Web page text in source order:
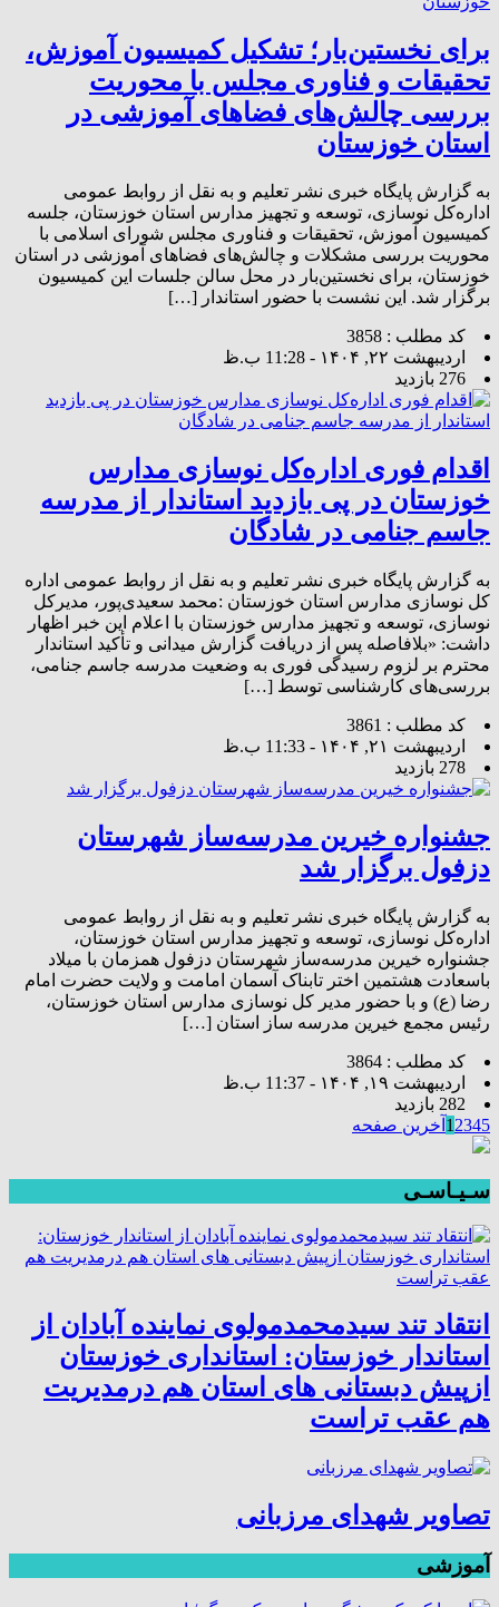
برای نخستین‌بار؛ تشکیل کمیسیون آموزش،
تحقیقات و فناوری مجلس با محوریت
بررسی چالش‌های فضاهای آموزشی در
استان خوزستان
به گزارش پایگاه خبری نشر تعلیم و به نقل از روابط عمومی
اداره‌کل نوسازی، توسعه و تجهیز مدارس استان خوزستان، جلسه
کمیسیون آموزش، تحقیقات و فناوری مجلس شورای اسلامی با
محوریت بررسی مشکلات و چالش‌های فضاهای آموزشی در استان
خوزستان، برای نخستین‌بار در محل سالن جلسات این کمیسیون
برگزار شد. این نشست با حضور استاندار […]
کد مطلب : 3858
اردیبهشت ۲۲, ۱۴۰۴ - 11:28 ب.ظ
276 بازدید
اقدام فوری اداره‌کل نوسازی مدارس
خوزستان در پی بازدید استاندار از مدرسه‌
جاسم جنامی در شادگان
به گزارش پایگاه خبری نشر تعلیم و به نقل از روابط عمومی اداره
کل نوسازی مدارس استان خوزستان :محمد سعیدی‌پور، مدیرکل
نوسازی، توسعه و تجهیز مدارس خوزستان با اعلام این خبر اظهار
داشت: «بلافاصله پس از دریافت گزارش میدانی و تأکید استاندار
محترم بر لزوم رسیدگی فوری به وضعیت مدرسه جاسم جنامی،
بررسی‌های کارشناسی توسط […]
کد مطلب : 3861
اردیبهشت ۲۱, ۱۴۰۴ - 11:33 ب.ظ
278 بازدید
جشنواره خیرین مدرسه‌ساز شهرستان
دزفول برگزار شد
به گزارش پایگاه خبری نشر تعلیم و به نقل از روابط عمومی
اداره‌کل نوسازی، توسعه و تجهیز مدارس استان خوزستان،
جشنواره خیرین مدرسه‌ساز شهرستان دزفول همزمان با میلاد
باسعادت هشتمین اختر تابناک آسمان امامت و ولایت حضرت امام
رضا (ع) و با حضور مدیر کل نوسازی مدارس استان خوزستان،
رئیس مجمع خیرین مدرسه ساز استان […]
کد مطلب : 3864
اردیبهشت ۱۹, ۱۴۰۴ - 11:37 ب.ظ
282 بازدید
1 2345 آخرین صفحه
سـیـاسـی
انتقاد تند سیدمحمدمولوی نماینده آبادان از
استاندار خوزستان: استانداری خوزستان
ازپیش دبستانی های استان هم درمدیریت
هم عقب تراست
تصاویر شهدای مرزبانی
آموزشی